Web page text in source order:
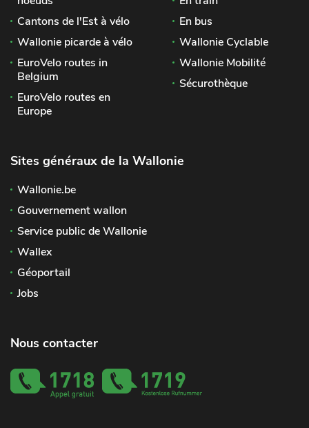
Cantons de l'Est à vélo
Wallonie picarde à vélo
EuroVelo routes in
Belgium
EuroVelo routes en
Europe
En bus
Wallonie Cyclable
Wallonie Mobilité
Sécurothèque
Sites généraux de la Wallonie
Wallonie.be
Gouvernement wallon
Service public de Wallonie
Wallex
Géoportail
Jobs
Nous contacter